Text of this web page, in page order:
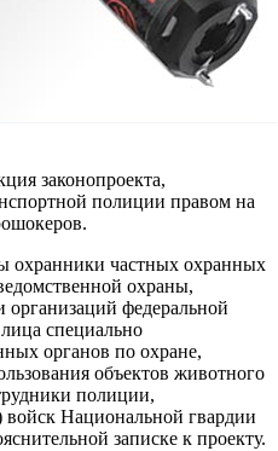
законопроекта,
полиции правом на
охранники частных охранных
охраны,
организаций федеральной
специально
органов по охране,
объектов животного
полиции,
Национальной гвардии
записке к проекту.